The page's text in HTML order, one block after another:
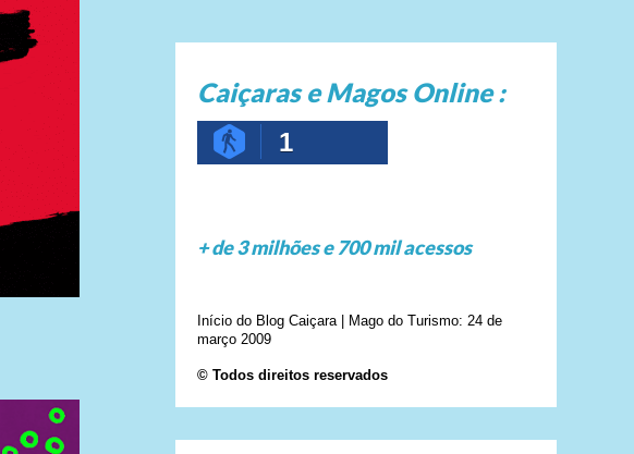
Caiçaras e Magos Online :
1
+ de 3 milhões e 700 mil acessos
Início do Blog Caiçara | Mago do Turismo: 24 de
março 2009
© Todos direitos reservados